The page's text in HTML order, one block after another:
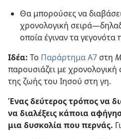
Θα μπορούσες να
χρονολογική
οποία έγιναν τα
Ιδέα: Το Παράρτημα Α7 στη
παρουσιάζει με χρονολογική
της ζωής του Ιησού στη γη.
Ένας δεύτερος τρόπος να
να διαλέξεις κάποια
μια δυσκολία που περνάς.